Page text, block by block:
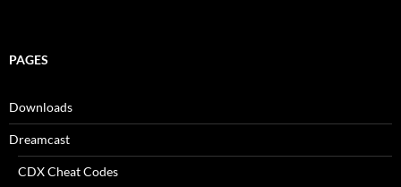
PAGES
Downloads
Dreamcast
CDX Cheat Codes